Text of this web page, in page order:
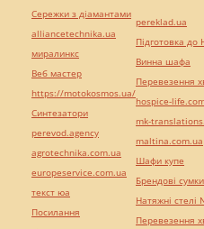
Сережки з діамантами
alliancetechnika.ua
миралинкс
Веб мастер
https://motokosmos.ua/
Синтезатори
perevod.agency
agrotechnika.com.ua
europeservice.com.ua
текст юа
Посилання
pereklad.ua
Підготовка
Винна шафа
Перевезення
hospice-
mk-
maltina.com.ua
Шафи купе
Брендові сумки
Натяжні стелі
Перевезення